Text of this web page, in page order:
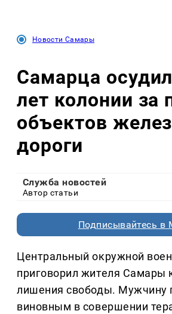
Новости Самары
Самарца
лет колонии за
объектов
дороги
Служба новостей
Автор статьи
Подписывайтесь в
Центральный окружной
приговорил жителя Самары
лишения свободы. Мужчину
виновным в совершении